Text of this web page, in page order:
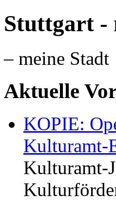
Stuttgart -
– meine Stadt
Aktuelle
KOPIE:
Kulturamt-
Kulturamt-